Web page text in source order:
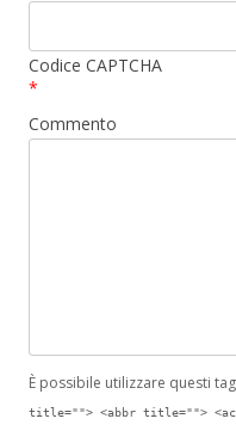
Codice CAPTCHA
*
Commento
È possibile utilizzare questi
title=""> <abbr title="">